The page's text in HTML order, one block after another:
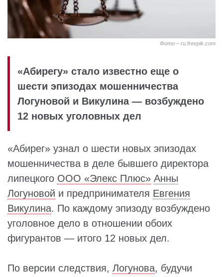
Фото – ru.freepik.com
«Абирегу» стало известно еще о
шести эпизодах мошенничества
Логуновой и Викулина — возбуждено
12 новых уголовных дел
«Абирег» узнал о шести новых эпизодах
мошенничества в деле бывшего директора
липецкого ООО «Элекс Плюс» Анны
Логуновой и предпринимателя Евгения
Викулина. По каждому эпизоду возбуждено
уголовное дело в отношении обоих
фигурантов — итого 12 новых дел.
По версии следствия, Логунова, будучи